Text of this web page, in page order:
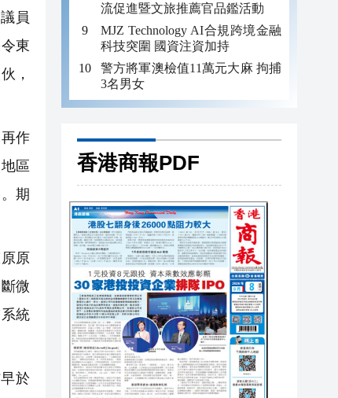
員
東
，
作
區
期
原
微
統
於
流促進暨文旅推薦官品鑑活動
MJZ Technology AI合規跨境金融
科技突圍 國資注資加持
警方將軍澳檢值11萬元大麻 拘捕
3名男女
香港商報PDF